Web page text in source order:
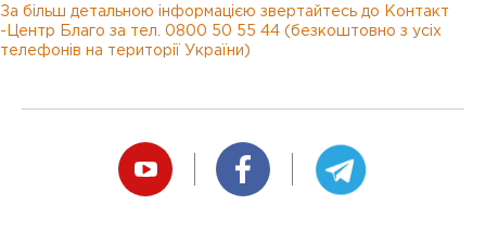
За більш детальною інформацією звертайтесь до Контакт
-Центр Благо за тел. 0800 50 55 44 (безкоштовно з усіх
телефонів на території України)